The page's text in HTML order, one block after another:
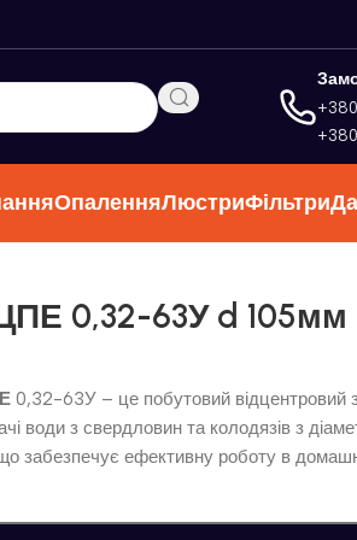
ОпаленняЛюстриФільтри
0,32-63У d 105мм
0,32-63У – це побутовий відцентровий
води з свердловин та колодязів з
забезпечує ефективну роботу в